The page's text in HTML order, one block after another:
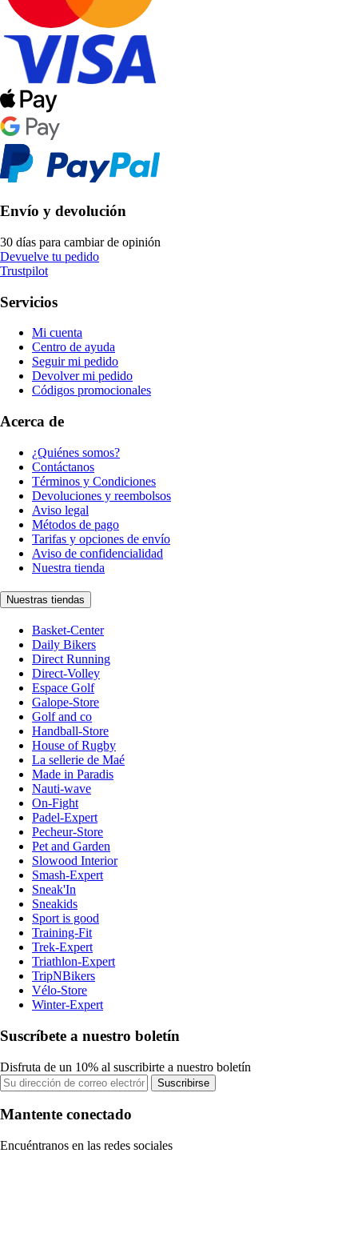
Envío y devolución
30 días para cambiar de opinión
Devuelve tu pedido
Trustpilot
Servicios
Mi cuenta
Centro de ayuda
Seguir mi pedido
Devolver mi pedido
Códigos promocionales
Acerca de
¿Quiénes somos?
Contáctanos
Términos y Condiciones
Devoluciones y reembolsos
Aviso legal
Métodos de pago
Tarifas y opciones de envío
Aviso de confidencialidad
Nuestra tienda
Nuestras tiendas
Basket-Center
Daily Bikers
Direct Running
Direct-Volley
Espace Golf
Galope-Store
Golf and co
Handball-Store
House of Rugby
La sellerie de Maé
Made in Paradis
Nauti-wave
On-Fight
Padel-Expert
Pecheur-Store
Pet and Garden
Slowood Interior
Smash-Expert
Sneak'In
Sneakids
Sport is good
Training-Fit
Trek-Expert
Triathlon-Expert
TripNBikers
Vélo-Store
Winter-Expert
Suscríbete a nuestro boletín
Disfruta de un 10% al suscribirte a nuestro boletín
Suscribirse
Mantente conectado
Encuéntranos en las redes sociales